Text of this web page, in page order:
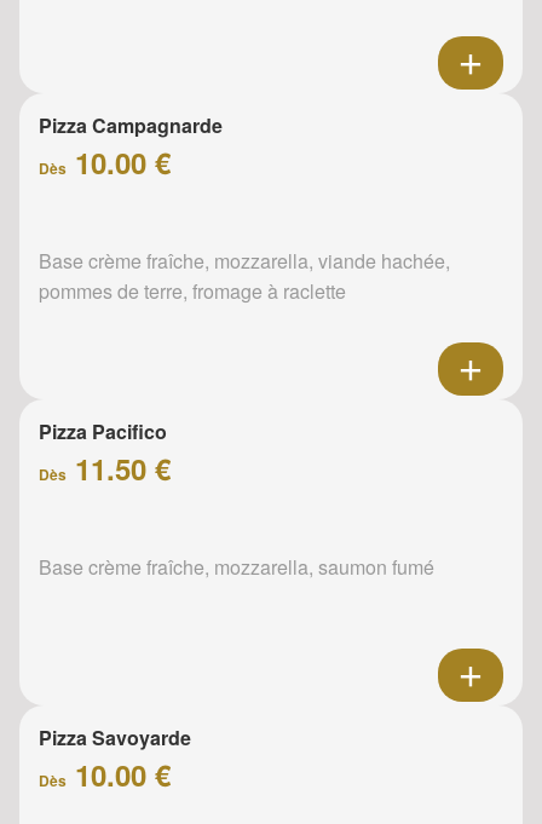
Pizza Campagnarde
Dès 10.00 €
Base crème fraîche, mozzarella, viande hachée,
pommes de terre, fromage à raclette
Pizza Pacifico
Dès 11.50 €
Base crème fraîche, mozzarella, saumon fumé
Pizza Savoyarde
Dès 10.00 €